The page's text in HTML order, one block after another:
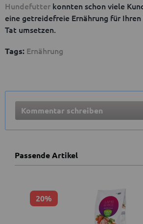
Hundefutter konnten schon viele
eine getreidefreie Ernährung für
Tat umsetzen.
Tags: Ernährung
Kommentar schreiben
Passende Artikel
20%